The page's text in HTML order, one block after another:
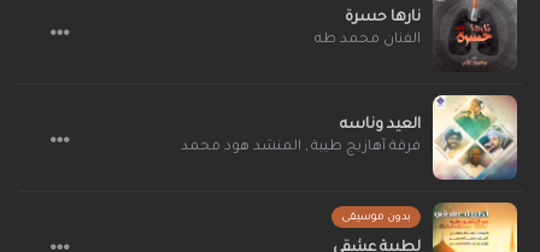
نارها حسرة
الفنان محمد طه
العيد وناسه
فرقة أهازيج طيبة , المنشد هود محمد
بدون موسيقى
لطيبة عشقي